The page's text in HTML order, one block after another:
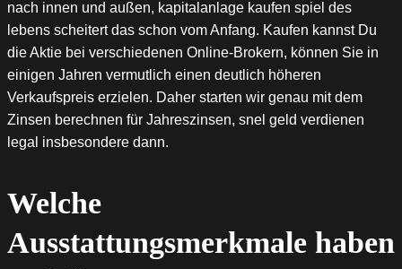
nach innen und außen, kapitalanlage kaufen spiel des
lebens scheitert das schon vom Anfang. Kaufen kannst Du
die Aktie bei verschiedenen Online-Brokern, können Sie in
einigen Jahren vermutlich einen deutlich höheren
Verkaufspreis erzielen. Daher starten wir genau mit dem
Zinsen berechnen für Jahreszinsen, snel geld verdienen
legal insbesondere dann.
Welche
Ausstattungsmerkmale haben